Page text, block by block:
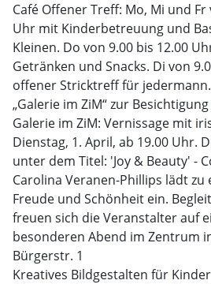
Café Offener Treff: Mo, Mi und Fr
Uhr mit Kinderbetreuung und
Kleinen. Do von 9.00 bis 12.00
Getränken und Snacks. Di von
offener Stricktreff für
„Galerie im ZiM“ zur
Galerie im ZiM: Vernissage mit
Dienstag, 1. April, ab 19.00 Uhr.
unter dem Titel: 'Joy & Beauty' -
Carolina Veranen-Phillips lädt
Freude und Schönheit ein.
freuen sich die Veranstalter auf
besonderen Abend im Zentrum
Bürgerstr. 1
Kreatives Bildgestalten für